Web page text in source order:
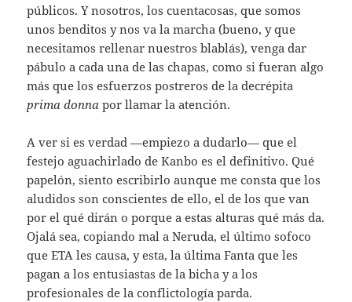
públicos. Y nosotros, los cuentacosas, que somos
unos benditos y nos va la marcha (bueno, y que
necesitamos rellenar nuestros blablás), venga dar
pábulo a cada una de las chapas, como si fueran algo
más que los esfuerzos postreros de la decrépita
prima donna por llamar la atención.
A ver si es verdad —empiezo a dudarlo— que el
festejo aguachirlado de Kanbo es el definitivo. Qué
papelón, siento escribirlo aunque me consta que los
aludidos son conscientes de ello, el de los que van
por el qué dirán o porque a estas alturas qué más da.
Ojalá sea, copiando mal a Neruda, el último sofoco
que ETA les causa, y esta, la última Fanta que les
pagan a los entusiastas de la bicha y a los
profesionales de la conflictología parda.